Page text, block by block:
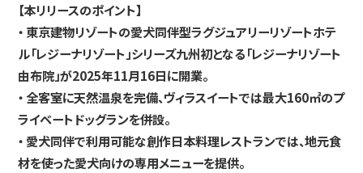
【本リリースのポイント】
・ 東京建物リゾートの愛犬同伴型ラグジュアリーリゾートホテ
ル「レジーナリゾート」シリーズ九州初となる「レジーナリゾート
由布院」が2025年11月16日に開業。
・ 全客室に天然温泉を完備、ヴィラスイートでは最大160㎡のプ
ライベートドッグランを併設。
・ 愛犬同伴で利用可能な創作日本料理レストランでは、地元食
材を使った愛犬向けの専用メニューを提供。